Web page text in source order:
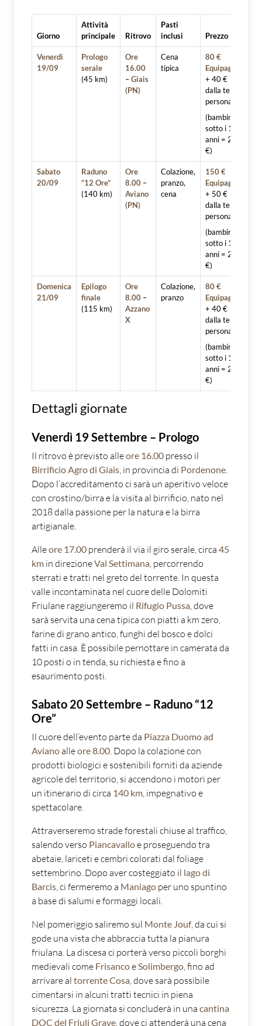
Giorno
Attività
principale
Ritrovo
Pasti
inclusi
Prezzo
Venerdì
19/09
Prologo
serale
(45 km)
Ore
16.00
–Giais
(PN)
Cena
tipica
80 €
Equipaggio
+ 40 €
dalla terza
persona
(bambini
sotto i 10
anni = 20
€)
Sabato
20/09
Raduno
“12 Ore”
(140 km)
Ore
8.00 –
Aviano
(PN)
Colazione,
pranzo,
cena
150 €
Equipaggio
+ 50 €
dalla terza
persona
(bambini
sotto i 10
anni = 25
€)
Domenica
21/09
Epilogo
finale
(115 km)
Ore
8.00 –
Azzano
X
Colazione,
pranzo
80 €
Equipaggio
+ 40 €
dalla terza
persona
(bambini
sotto i 10
anni = 20
€)
Dettagli giornate
Venerdì 19 Settembre – Prologo
Il ritrovo è previsto alleore 16.00 presso il
Birrificio Agro di Giais, in provincia di Pordenone.
Dopo l’accreditamento ci sarà un aperitivo veloce
con crostino/birra e la visita al birrificio, nato nel
2018 dalla passione per la natura e la birra
artigianale.
Alleore 17.00 prenderà il via il giro serale, circa 45
km in direzioneVal Settimana, percorrendo
sterrati e tratti nel greto del torrente. In questa
valle incontaminata nel cuore delle Dolomiti
Friulane raggiungeremo il Rifugio Pussa, dove
sarà servita una cena tipica con piatti a km zero,
farine di grano antico, funghi del bosco e dolci
fatti in casa. È possibile pernottare in camerata da
10 posti o in tenda, su richiesta e fino a
esaurimento posti.
Sabato 20 Settembre – Raduno “12
Ore”
Il cuore dell’evento parte da Piazza Duomo ad
Avianoalleore 8.00. Dopo la colazione con
prodotti biologici e sostenibili forniti da aziende
agricole del territorio, si accendono i motori per
un itinerario di circa 140 km, impegnativo e
spettacolare.
Attraverseremo strade forestali chiuse al traffico,
salendo verso Piancavalloe proseguendo tra
abetaie, lariceti e cembri colorati dal foliage
settembrino. Dopo aver costeggiato il lago di
Barcis, ci fermeremo a Maniago per uno spuntino
a base di salumi e formaggi locali.
Nel pomeriggio saliremo sul Monte Jouf, da cui si
gode una vista che abbraccia tutta la pianura
friulana. La discesa ci porterà verso piccoli borghi
medievali come FrisancoeSolimbergo, fino ad
arrivare al torrente Cosa, dove sarà possibile
cimentarsi in alcuni tratti tecnici in piena
sicurezza. La giornata si concluderà in una cantina
DOC del Friuli Grave, dove ci attenderà una cena